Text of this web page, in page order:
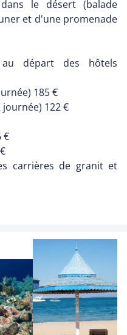
le désert (balade
et d'une promenade
au départ des hôtels
185
journée) 122
carrières de granit et